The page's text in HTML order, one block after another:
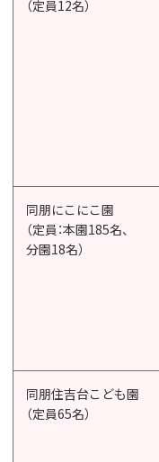
（定員12名）
同朋にこにこ園
（定員：本園185名、
分園18名）
同朋住吉台こども園
（定員65名）